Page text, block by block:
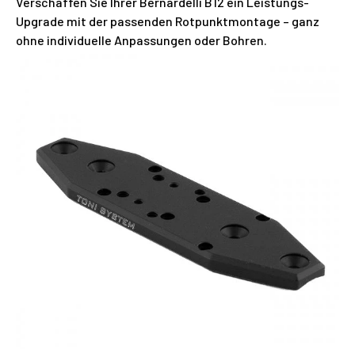
Upgrade mit der passenden Rotpunktmontage – ganz
ohne individuelle Anpassungen oder Bohren.